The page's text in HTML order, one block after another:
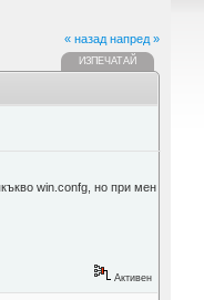
« назад напред »
ИЗПЕЧАТАЙ
win.confg, но при мен
Активен